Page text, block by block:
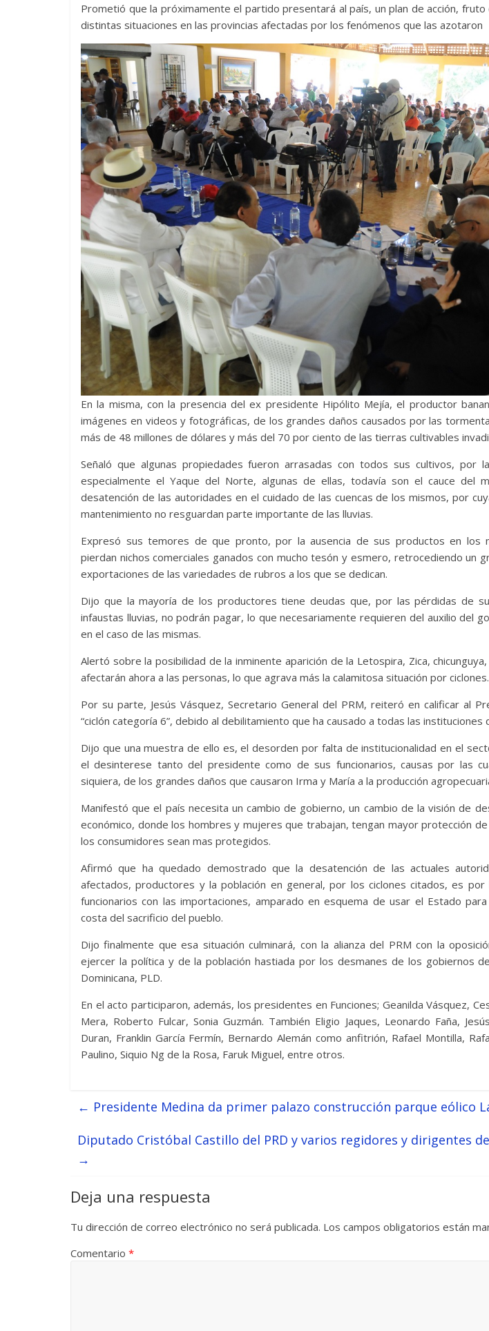
Prometió que la próximamente el partido presentará al país, un plan de acción, fruto
distintas situaciones en las provincias afectadas por los fenómenos que las azotaron
En la misma, con la presencia del ex presidente Hipólito Mejía, el productor
imágenes en videos y fotográficas, de los grandes daños causados por las
más de 48 millones de dólares y más del 70 por ciento de las tierras cultivables
Señaló que algunas propiedades fueron arrasadas con todos sus cultivos, por
especialmente el Yaque del Norte, algunas de ellas, todavía son el cauce del
desatención de las autoridades en el cuidado de las cuencas de los mismos, por
mantenimiento no resguardan parte importante de las lluvias.
Expresó sus temores de que pronto, por la ausencia de sus productos en los
pierdan nichos comerciales ganados con mucho tesón y esmero, retrocediendo un
exportaciones de las variedades de rubros a los que se dedican.
Dijo que la mayoría de los productores tiene deudas que, por las pérdidas de
infaustas lluvias, no podrán pagar, lo que necesariamente requieren del auxilio del
en el caso de las mismas.
Alertó sobre la posibilidad de la inminente aparición de la Letospira, Zica,
afectarán ahora a las personas, lo que agrava más la calamitosa situación por ciclones.
Por su parte, Jesús Vásquez, Secretario General del PRM, reiteró en calificar al
“ciclón categoría 6”, debido al debilitamiento que ha causado a todas las instituciones
Dijo que una muestra de ello es, el desorden por falta de institucionalidad en el
el desinterese tanto del presidente como de sus funcionarios, causas por las
siquiera, de los grandes daños que causaron Irma y María a la producción
Manifestó que el país necesita un cambio de gobierno, un cambio de la visión de
económico, donde los hombres y mujeres que trabajan, tengan mayor protección
los consumidores sean mas protegidos.
Afirmó que ha quedado demostrado que la desatención de las actuales
afectados, productores y la población en general, por los ciclones citados, es
funcionarios con las importaciones, amparado en esquema de usar el Estado
costa del sacrificio del pueblo.
Dijo finalmente que esa situación culminará, con la alianza del PRM con la
ejercer la política y de la población hastiada por los desmanes de los gobiernos
Dominicana, PLD.
En el acto participaron, además, los presidentes en Funciones; Geanilda Vásquez,
Mera, Roberto Fulcar, Sonia Guzmán. También Eligio Jaques, Leonardo Faña,
Duran, Franklin García Fermín, Bernardo Alemán como anfitrión, Rafael Montilla,
Paulino, Siquio Ng de la Rosa, Faruk Miguel, entre otros.
← Presidente Medina da primer palazo construcción parque eólico
Diputado Cristóbal Castillo del PRD y varios regidores y dirigentes
→
Deja una respuesta
Tu dirección de correo electrónico no será publicada. Los campos obligatorios están
Comentario *